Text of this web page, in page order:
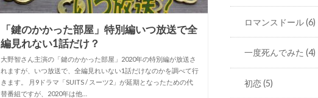
「鍵のかかった部屋」特別編いつ放送で全
編見れない1話だけ？
大野智さん主演の「鍵のかかった部屋」2020年の特別編が放送さ
れますが、いつ放送で、全編見れいない1話だけなのかを調べて行
きます。 月9ドラマ「SUITS / スーツ2」が延期となったための代
替番組ですが、2020年は他…
ロマンスドール(6)
一度死んでみた(4)
初恋(5)